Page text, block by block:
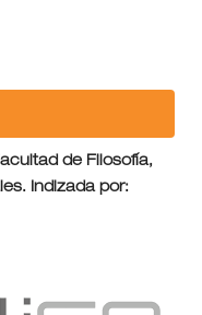
de Filosofía,
Indizada por: